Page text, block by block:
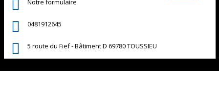
Notre formulaire
0481912645
5 route du Fief - Bâtiment D 69780 TOUSSIEU